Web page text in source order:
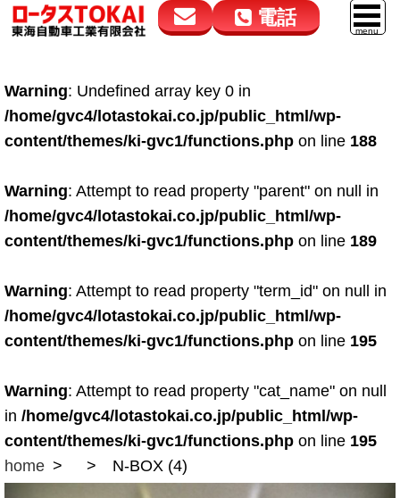
電話
050-5264-4432
9:00～18:00
050-5264-4433
9:00～18:00
車販売
スマイル車検
鈑金・塗装
点検・整備
ロードサービス
レンタカー
Warning: Undefined array key 0 in
/home/gvc4/lotastokai.co.jp/public_html/wp-
content/themes/ki-gvc1/functions.php on line 188
Warning: Attempt to read property "parent" on null in
/home/gvc4/lotastokai.co.jp/public_html/wp-
content/themes/ki-gvc1/functions.php on line 189
Warning: Attempt to read property "term_id" on null in
/home/gvc4/lotastokai.co.jp/public_html/wp-
content/themes/ki-gvc1/functions.php on line 195
Warning: Attempt to read property "cat_name" on null
in /home/gvc4/lotastokai.co.jp/public_html/wp-
content/themes/ki-gvc1/functions.php on line 195
home
N-BOX (4)